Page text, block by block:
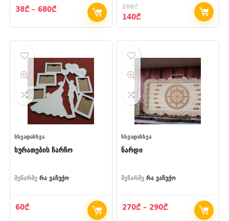
38₾ – 680₾Price
38₾
through
200₾
Original
price
140₾Current
price
ᲡᲮᲕᲐᲓᲐᲡᲮᲕᲐ
სურათების ჩარჩო
მეწარმე რა ვაჩუქო
60₾
ᲡᲮᲕᲐᲓᲐᲡᲮᲕᲐ
ნარდი
მეწარმე რა ვაჩუქო
270₾ – 290₾Price